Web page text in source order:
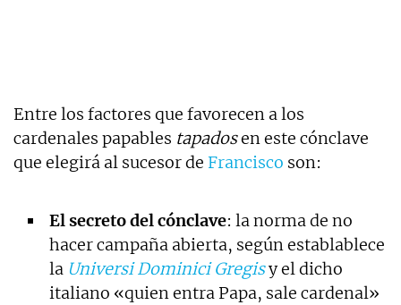
Entre los factores que favorecen a los
cardenales papables tapadosen este cónclave
que elegirá al sucesor de Francisco son:
El secreto del cónclave: la norma de no
hacer campaña abierta, según establablece
la Universi Dominici Gregisy el dicho
italiano «quien entra Papa, sale cardenal»